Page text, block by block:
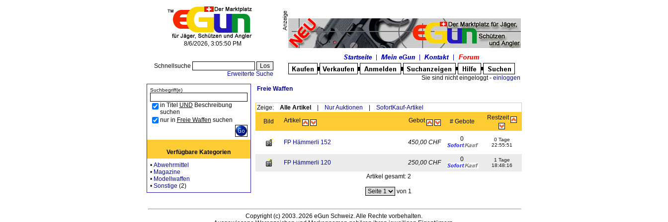
8/6/2026, 3:05:50 PM
Schnellsuche
Erweiterte Suche
Sie sind nicht eingeloggt - einloggen
Suchbegriff(e)
in Titel UND Beschreibung
suchen
nur in Freie Waffen suchen
Verfügbare Kategorien
• Abwehrmittel
• Magazine
• Modellwaffen
• Sonstige (2)
Freie Waffen
Zeige: Alle Artikel Nur Auktionen
SofortKauf-Artikel
Bild
Artikel Gebot # Gebote
Restzeit
FP Hämmerli 152 450,00 CHF 0
0 Tage
22:55:51
FP Hämmerli 120 250,00 CHF 0
1 Tage
18:48:16
Artikel gesamt: 2
von 1
Copyright (c) 2003..2026 eGun Schweiz. Alle Rechte vorbehalten.